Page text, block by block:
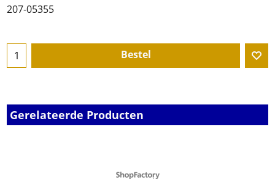
207-05355
Bestel
Gerelateerde Producten
Webwinkel gemaakt met